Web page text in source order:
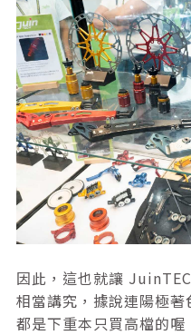
因此，這也就讓
相當講究，據說連陽極
都是下重本只買高檔的喔